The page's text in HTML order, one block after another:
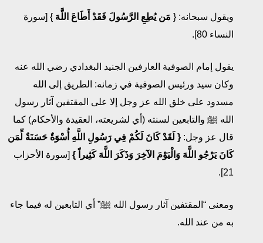
ويقول سبحانه: { مَن يُطِعِ الرَّسُولَ فَقَدْ أَطَاعَ اللَّهَ } [سورة
النساء 80].
يقول إمام الصوفية العارفين الجنيد البغدادي رضي الله عنه
وكان سيد ورئيس الصوفية في زمانه: الطريق إلى الله
مسدود على خلق الله عز وجل إلا على المقتفين آثار رسول
الله ﷺ والتابعين لسنته (أي لشريعته، العقيدة والأحكام) كما
قال عز وجل: { لَقَدْ كَانَ لَكُمْ فِي رَسُولِ اللَّهِ أُسْوَةٌ حَسَنَةٌ لِّمَن
كَانَ يَرْجُو اللَّهَ وَالْيَوْمَ الآخِرَ وَذَكَرَ اللَّهَ كَثِيراً } [سورة الأحزاب
21].
ومعنى “المقتفين آثار رسول الله ﷺ” أي التابعين له فيما جاء
به من عند الله.